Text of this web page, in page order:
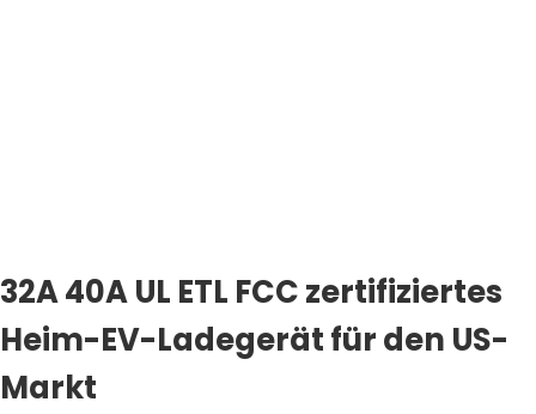
32A 40A UL ETL FCC zertifiziertes
Heim-EV-Ladegerät für den US-
Markt